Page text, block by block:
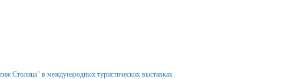
Столица" в международных туристических выставках